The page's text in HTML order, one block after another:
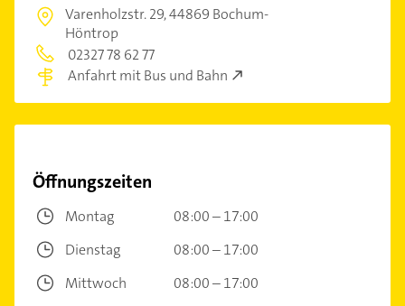
Varenholzstr. 29,44869 Bochum-
Höntrop
02327 78 62 77
Anfahrt mit Bus und Bahn
Öffnungszeiten
Montag
08:00 – 17:00
Dienstag
08:00 – 17:00
Mittwoch
08:00 – 17:00